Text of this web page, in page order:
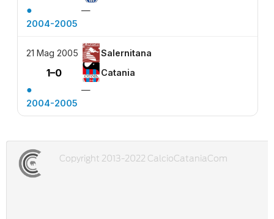
●
—
2004-2005
21 Mag 2005 Salernitana
1–0 Catania
●
—
2004-2005
Copyright 2013-2022 CalcioCataniaCom